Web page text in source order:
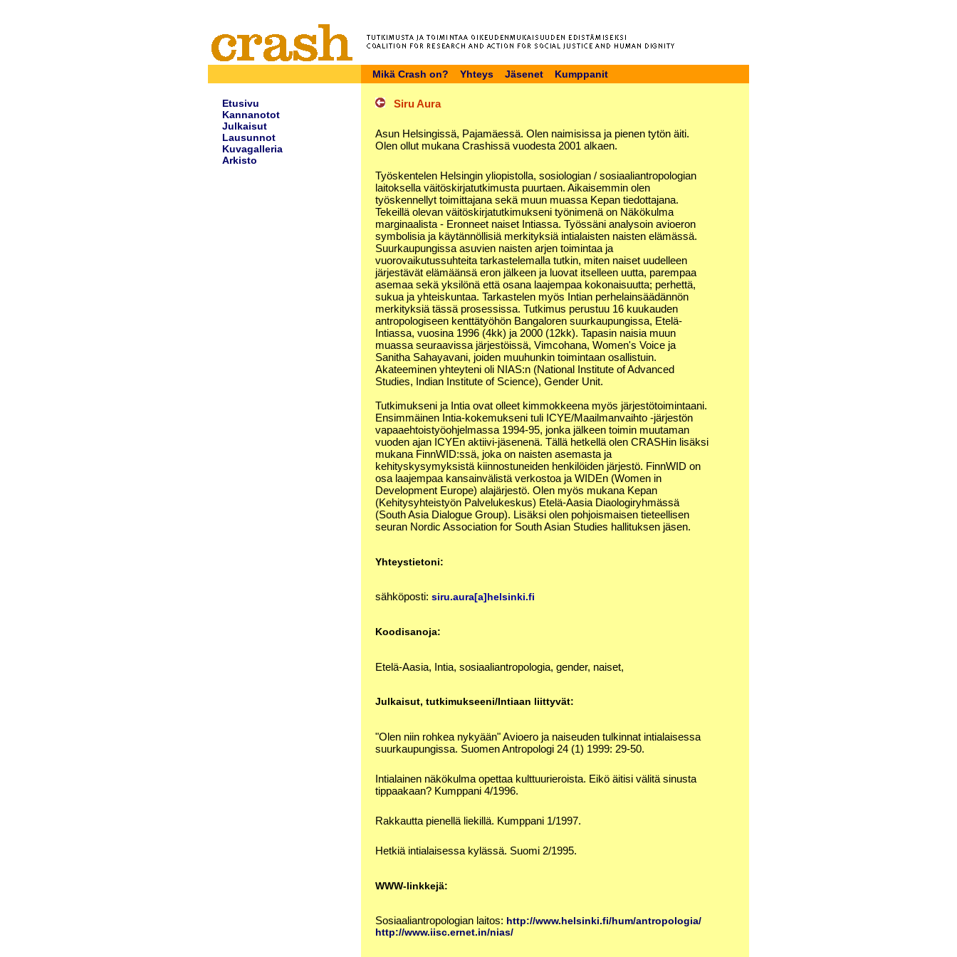
Mikä Crash on? Yhteys Jäsenet Kumppanit
Etusivu
Kannanotot
Julkaisut
Lausunnot
Kuvagalleria
Arkisto
Siru Aura
Asun Helsingissä, Pajamäessä. Olen naimisissa ja pienen tytön äiti.
Olen ollut mukana Crashissä vuodesta 2001 alkaen.
Työskentelen Helsingin yliopistolla, sosiologian / sosiaaliantropologian
laitoksella väitöskirjatutkimusta puurtaen. Aikaisemmin olen
työskennellyt toimittajana sekä muun muassa Kepan tiedottajana.
Tekeillä olevan väitöskirjatutkimukseni työnimenä on Näkökulma
marginaalista - Eronneet naiset Intiassa. Työssäni analysoin avioeron
symbolisia ja käytännöllisiä merkityksiä intialaisten naisten elämässä.
Suurkaupungissa asuvien naisten arjen toimintaa ja
vuorovaikutussuhteita tarkastelemalla tutkin, miten naiset uudelleen
järjestävät elämäänsä eron jälkeen ja luovat itselleen uutta, parempaa
asemaa sekä yksilönä että osana laajempaa kokonaisuutta; perhettä,
sukua ja yhteiskuntaa. Tarkastelen myös Intian perhelainsäädännön
merkityksiä tässä prosessissa. Tutkimus perustuu 16 kuukauden
antropologiseen kenttätyöhön Bangaloren suurkaupungissa, Etelä-
Intiassa, vuosina 1996 (4kk) ja 2000 (12kk). Tapasin naisia muun
muassa seuraavissa järjestöissä, Vimcohana, Women's Voice ja
Sanitha Sahayavani, joiden muuhunkin toimintaan osallistuin.
Akateeminen yhteyteni oli NIAS:n (National Institute of Advanced
Studies, Indian Institute of Science), Gender Unit.
Tutkimukseni ja Intia ovat olleet kimmokkeena myös järjestötoimintaani.
Ensimmäinen Intia-kokemukseni tuli ICYE/Maailmanvaihto -järjestön
vapaaehtoistyöohjelmassa 1994-95, jonka jälkeen toimin muutaman
vuoden ajan ICYEn aktiivi-jäsenenä. Tällä hetkellä olen CRASHin lisäksi
mukana FinnWID:ssä, joka on naisten asemasta ja
kehityskysymyksistä kiinnostuneiden henkilöiden järjestö. FinnWID on
osa laajempaa kansainvälistä verkostoa ja WIDEn (Women in
Development Europe) alajärjestö. Olen myös mukana Kepan
(Kehitysyhteistyön Palvelukeskus) Etelä-Aasia Diaologiryhmässä
(South Asia Dialogue Group). Lisäksi olen pohjoismaisen tieteellisen
seuran Nordic Association for South Asian Studies hallituksen jäsen.
Yhteystietoni:
sähköposti: siru.aura[a]helsinki.fi
Koodisanoja:
Etelä-Aasia, Intia, sosiaaliantropologia, gender, naiset,
Julkaisut, tutkimukseeni/Intiaan liittyvät:
"Olen niin rohkea nykyään" Avioero ja naiseuden tulkinnat intialaisessa
suurkaupungissa. Suomen Antropologi 24 (1) 1999: 29-50.
Intialainen näkökulma opettaa kulttuurieroista. Eikö äitisi välitä sinusta
tippaakaan? Kumppani 4/1996.
Rakkautta pienellä liekillä. Kumppani 1/1997.
Hetkiä intialaisessa kylässä. Suomi 2/1995.
WWW-linkkejä:
Sosiaaliantropologian laitos: http://www.helsinki.fi/hum/antropologia/
http://www.iisc.ernet.in/nias/